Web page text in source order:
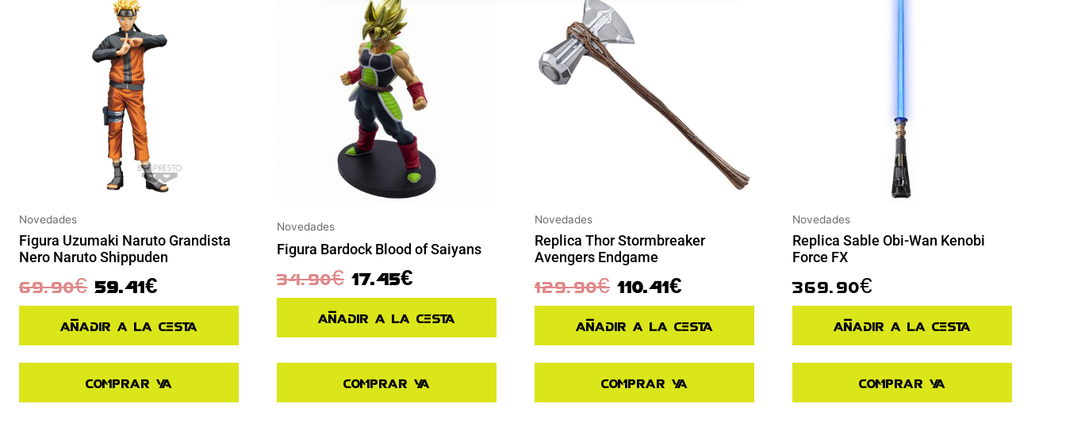
Novedades
Figura Uzumaki Naruto Grandista
Nero Naruto Shippuden
69.90€ 59.41€
Añadir a la cesta
Comprar ya
Novedades
Figura Bardock Blood of Saiyans
34.90€ 17.45€
Añadir a la cesta
Comprar ya
Novedades
Replica Thor Stormbreaker
Avengers Endgame
129.90€ 110.41€
Añadir a la cesta
Comprar ya
Novedades
Replica Sable Obi-Wan Kenobi
Force FX
369.90€
Añadir a la cesta
Comprar ya